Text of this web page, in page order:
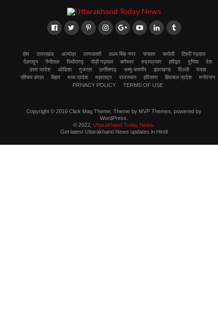
होम उत्तराखंड अल्मोड़ा उत्तरकाशी उधम सिंह नगर चंपावत चमोली
टिहरी गढ़वाल
देहरादून
नैनीताल पिथौरागढ़ पौड़ी गढ़वाल बागेश्वर रुद्रप्रयाग हरिद्वार दुनिया
देश
उत्तर प्रदेश
ओडिशा गुजरात छत्तीसगढ़ जम्मू-कश्मीर झारखण्ड दिल्ली
पंजाब
पश्चिम बंगाल
बिहार मध्य प्रदेश महाराष्ट्र राजस्थान हरियाणा हिमाचल प्रदेश
मनोरंजन
PRIVACY POLICY
TERMS OF USE
Copyright © 2016 Click Mag Theme. Theme by MVP Themes, powered by
WordPress.
© 2022, Uttarakhand Today News
Get latest Uttarakhand News updates in Hindi